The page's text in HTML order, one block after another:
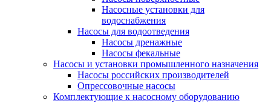
Насосные установки для
водоснабжения
Насосы для водоотведения
Насосы дренажные
Насосы фекальные
Насосы и установки промышленного назначения
Насосы российских производителей
Опрессовочные насосы
Комплектующие к насосному оборудованию